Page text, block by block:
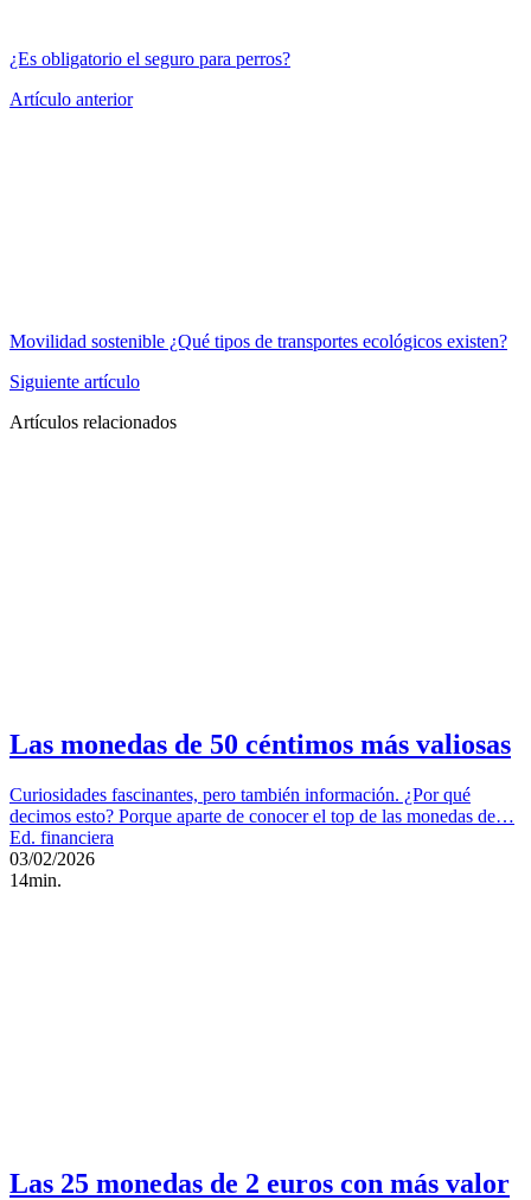
¿Es obligatorio el seguro para perros?
Artículo anterior
Movilidad sostenible ¿Qué tipos de transportes ecológicos existen?
Siguiente artículo
Artículos relacionados
Las monedas de 50 céntimos más valiosas
Curiosidades fascinantes, pero también información. ¿Por qué
decimos esto? Porque aparte de conocer el top de las monedas de…
Ed. financiera
03/02/2026
14min.
Las 25 monedas de 2 euros con más valor